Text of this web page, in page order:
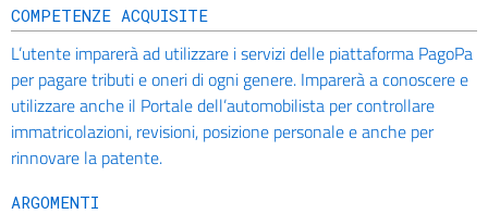
COMPETENZE ACQUISITE
L’utente imparerà ad utilizzare i servizi delle piattaforma PagoPa
per pagare tributi e oneri di ogni genere. Imparerà a conoscere e
utilizzare anche il Portale dell’automobilista per controllare
immatricolazioni, revisioni, posizione personale e anche per
rinnovare la patente.
ARGOMENTI